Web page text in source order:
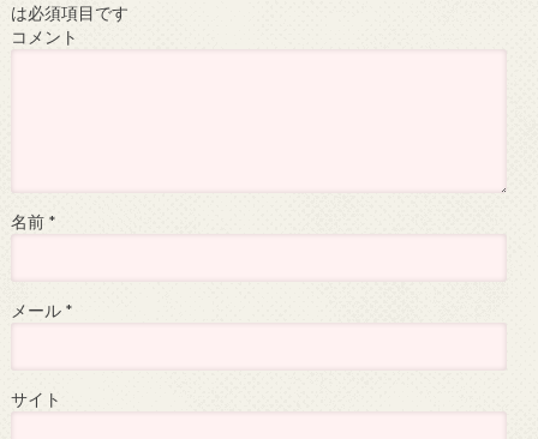
は必須項目です
コメント
名前 *
メール *
サイト